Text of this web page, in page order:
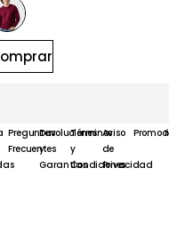
Preguntas
Frecuentes
Devoluciones
y
Garantías
Términos
y
Condiciones
Aviso
de
Privacidad